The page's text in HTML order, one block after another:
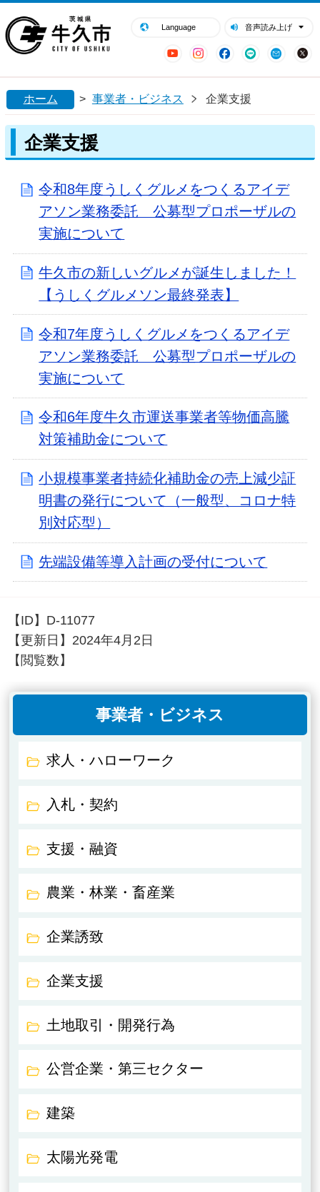
Language 音声読み上げ
YouTubeInstagram
Facebook
LINE Mail
閉じる
ホーム > 事業者・ビジネス 企業支援
企業支援
令和8年度うしくグルメをつくるアイデ
アソン業務委託 公募型プロポーザルの
実施について
牛久市の新しいグルメが誕生しました！
【うしくグルメソン最終発表】
令和7年度うしくグルメをつくるアイデ
アソン業務委託 公募型プロポーザルの
実施について
令和6年度牛久市運送事業者等物価高騰
対策補助金について
小規模事業者持続化補助金の売上減少証
明書の発行について（一般型、コロナ特
別対応型）
先端設備等導入計画の受付について
【ID】 D-11077
【更新日】 2024年4月2日
【閲覧数】
事業者・ビジネス
求人・ハローワーク
入札・契約
支援・融資
農業・林業・畜産業
企業誘致
企業支援
土地取引・開発行為
公営企業・第三セクター
建築
太陽光発電